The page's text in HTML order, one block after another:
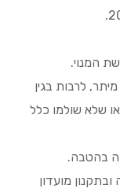
המנוי.
לרבות בגין
שלא שולמו כלל
בהטבה.
מועדון